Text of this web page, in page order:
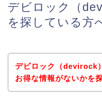
デビロック（
を探している方
デビロック（devirock
お得な情報がないかを